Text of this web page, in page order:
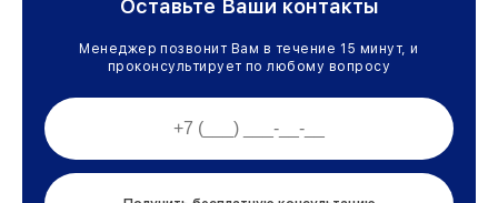
Оставьте Ваши контакты
Менеджер позвонит Вам в течение 15 минут, и
проконсультирует по любому вопросу